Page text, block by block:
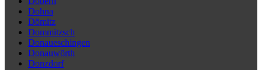
Dohna
Dömitz
Dommitzsch
Donaueschingen
Donauwörth
Donzdorf